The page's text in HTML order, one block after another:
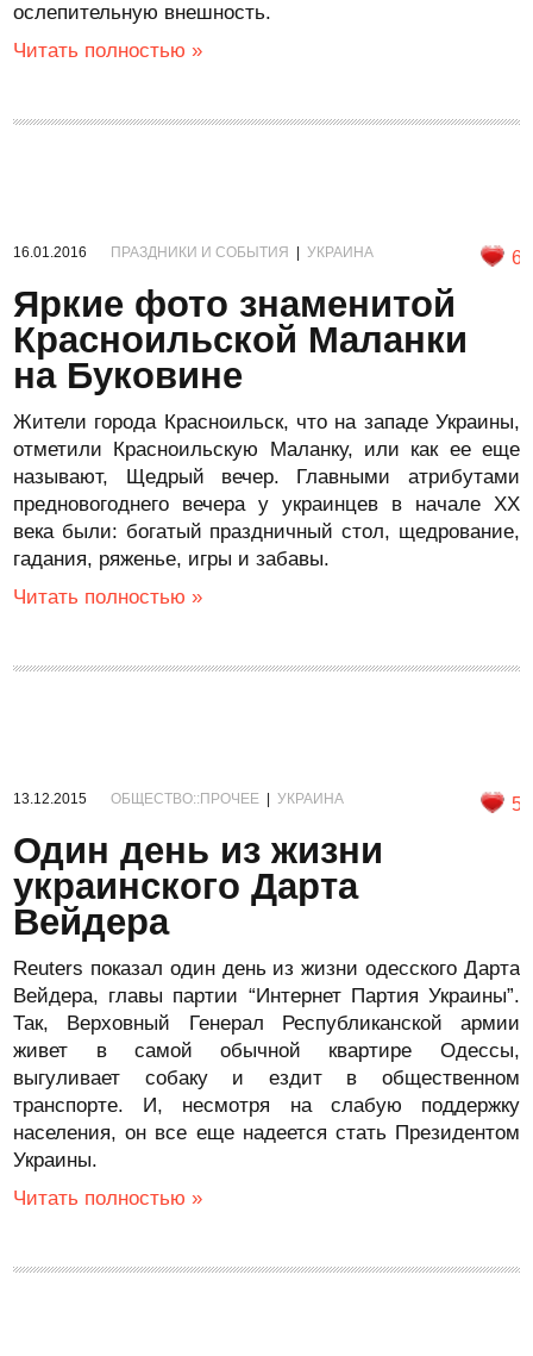
ослепительную внешность.
Читать полностью »
16.01.2016 ПРАЗДНИКИ И СОБЫТИЯ |УКРАИНА 6
Яркие фото знаменитой
Красноильской Маланки
на Буковине
Жители города Красноильск, что на западе Украины,
отметили Красноильскую Маланку, или как ее еще
называют, Щедрый вечер. Главными атрибутами
предновогоднего вечера у украинцев в начале XX
века были: богатый праздничный стол, щедрование,
гадания, ряженье, игры и забавы.
Читать полностью »
13.12.2015 ОБЩЕСТВО::ПРОЧЕЕ |УКРАИНА 5
Один день из жизни
украинского Дарта
Вейдера
Reuters показал один день из жизни одесского Дарта
Вейдера, главы партии “Интернет Партия Украины”.
Так, Верховный Генерал Республиканской армии
живет в самой обычной квартире Одессы,
выгуливает собаку и ездит в общественном
транспорте. И, несмотря на слабую поддержку
населения, он все еще надеется стать Президентом
Украины.
Читать полностью »